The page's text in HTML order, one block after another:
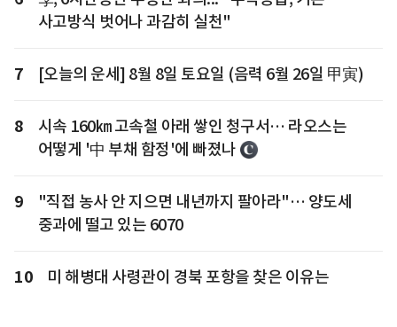
사고방식 벗어나 과감히 실천"
7 [오늘의 운세] 8월 8일 토요일 (음력 6월 26일 甲寅)
8
시속 160㎞ 고속철 아래 쌓인 청구서… 라오스는
어떻게 '中 부채 함정'에 빠졌나
9
"직접 농사 안 지으면 내년까지 팔아라"… 양도세
중과에 떨고 있는 6070
10 미 해병대 사령관이 경북 포항을 찾은 이유는